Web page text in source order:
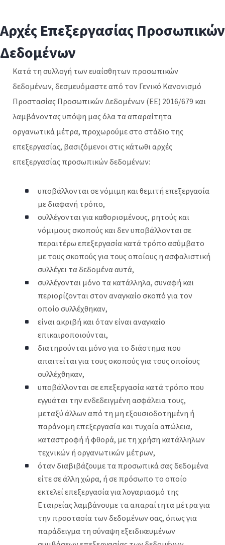
Αρχές Επεξεργασίας Προσωπικών
Δεδομένων
Κατά τη συλλογή των ευαίσθητων προσωπικών
δεδομένων, δεσμευόμαστε από τον Γενικό Κανονισμό
Προστασίας Προσωπικών Δεδομένων (ΕΕ) 2016/679 και
λαμβάνοντας υπόψη μας όλα τα απαραίτητα
οργανωτικά μέτρα, προχωρούμε στο στάδιο της
επεξεργασίας, βασιζόμενοι στις κάτωθι αρχές
επεξεργασίας προσωπικών δεδομένων:
υποβάλλονται σε νόμιμη και θεμιτή επεξεργασία
με διαφανή τρόπο,
συλλέγονται για καθορισμένους, ρητούς και
νόμιμους σκοπούς και δεν υποβάλλονται σε
περαιτέρω επεξεργασία κατά τρόπο ασύμβατο
με τους σκοπούς για τους οποίους η ασφαλιστική
συλλέγει τα δεδομένα αυτά,
συλλέγονται μόνο τα κατάλληλα, συναφή και
περιορίζονται στον αναγκαίο σκοπό για τον
οποίο συλλέχθηκαν,
είναι ακριβή και όταν είναι αναγκαίο
επικαιροποιούνται,
διατηρούνται μόνο για το διάστημα που
απαιτείται για τους σκοπούς για τους οποίους
συλλέχθηκαν,
υποβάλλονται σε επεξεργασία κατά τρόπο που
εγγυάται την ενδεδειγμένη ασφάλεια τους,
μεταξύ άλλων από τη μη εξουσιοδοτημένη ή
παράνομη επεξεργασία και τυχαία απώλεια,
καταστροφή ή φθορά, με τη χρήση κατάλληλων
τεχνικών ή οργανωτικών μέτρων,
όταν διαβιβάζουμε τα προσωπικά σας δεδομένα
είτε σε άλλη χώρα, ή σε πρόσωπο το οποίο
εκτελεί επεξεργασία για λογαριασμό της
Εταιρείας λαμβάνουμε τα απαραίτητα μέτρα για
την προστασία των δεδομένων σας, όπως για
παράδειγμα τη σύναψη εξειδικευμένων